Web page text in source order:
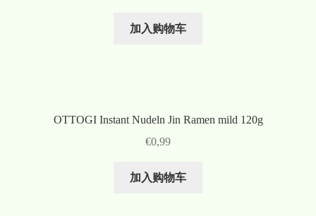
加入购物车
OTTOGI Instant Nudeln Jin Ramen mild 120g
€0,99
加入购物车